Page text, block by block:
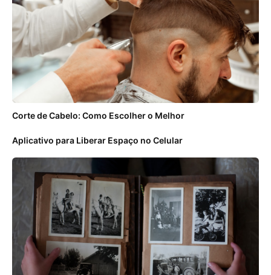
Corte de Cabelo: Como Escolher o Melhor
Aplicativo para Liberar Espaço no Celular